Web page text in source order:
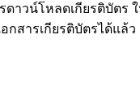
าวน์โหลดเกียรติบัตร
กสารเกียรติบัตรได้แล้